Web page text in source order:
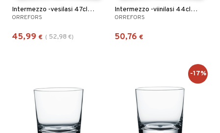
Intermezzo -vesilasi 47cl (45cl)
ORREFORS
45,99 € ( 52,98 €)
Intermezzo -viinilasi 44cl (40cl)
ORREFORS
50,76 €
-17%